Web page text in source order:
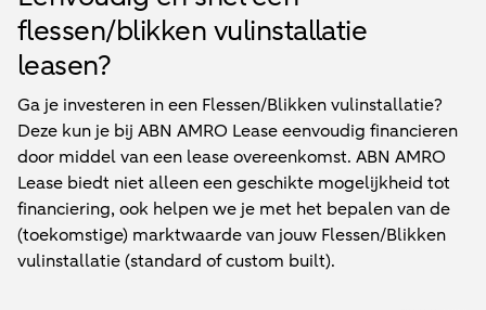
flessen/blikken vulinstallatie
leasen?
Ga je investeren in een Flessen/Blikken vulinstallatie?
Deze kun je bij ABN AMRO Lease eenvoudig financieren
door middel van een lease overeenkomst. ABN AMRO
Lease biedt niet alleen een geschikte mogelijkheid tot
financiering, ook helpen we je met het bepalen van de
(toekomstige) marktwaarde van jouw Flessen/Blikken
vulinstallatie (standard of custom built).